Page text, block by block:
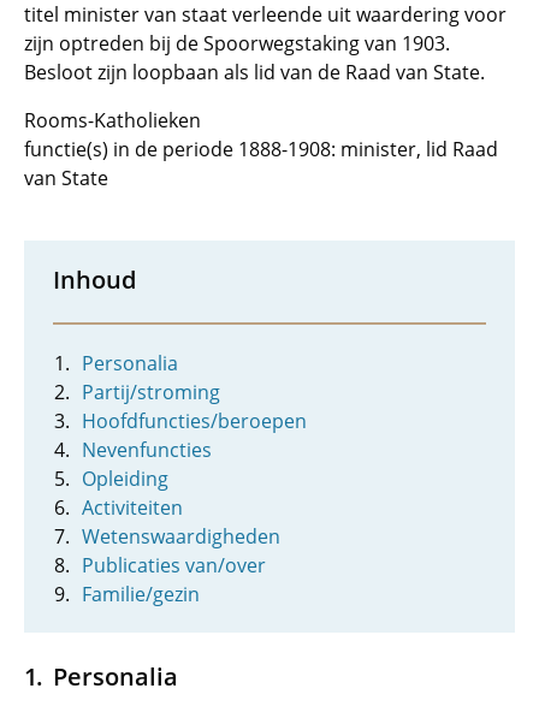
titel minister van staat verleende uit waardering voor
zijn optreden bij de Spoorwegstaking van 1903.
Besloot zijn loopbaan als lid van de Raad van State.
Rooms-Katholieken
functie(s) in de periode 1888-1908: minister, lid Raad
van State
Inhoud
Personalia
Partij/stroming
Hoofdfuncties/beroepen
Nevenfuncties
Opleiding
Activiteiten
Wetenswaardigheden
Publicaties van/over
Familie/gezin
Personalia